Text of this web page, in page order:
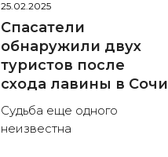
25.02.2025
Спасатели
обнаружили двух
туристов после
схода лавины в Сочи
Судьба еще одного
неизвестна